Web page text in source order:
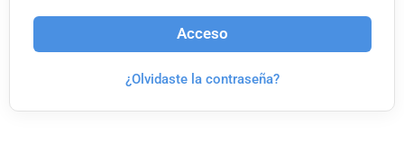
Acceso
¿Olvidaste la contraseña?